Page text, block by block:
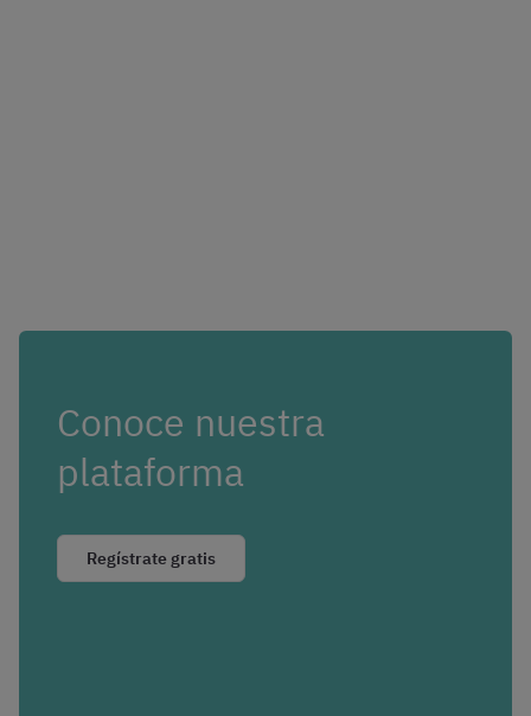
Conoce nuestra
plataforma
Regístrate gratis